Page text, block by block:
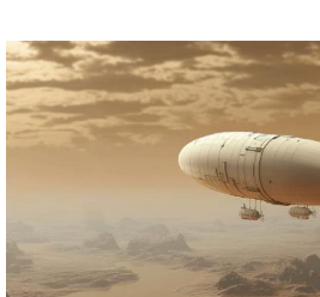
Image